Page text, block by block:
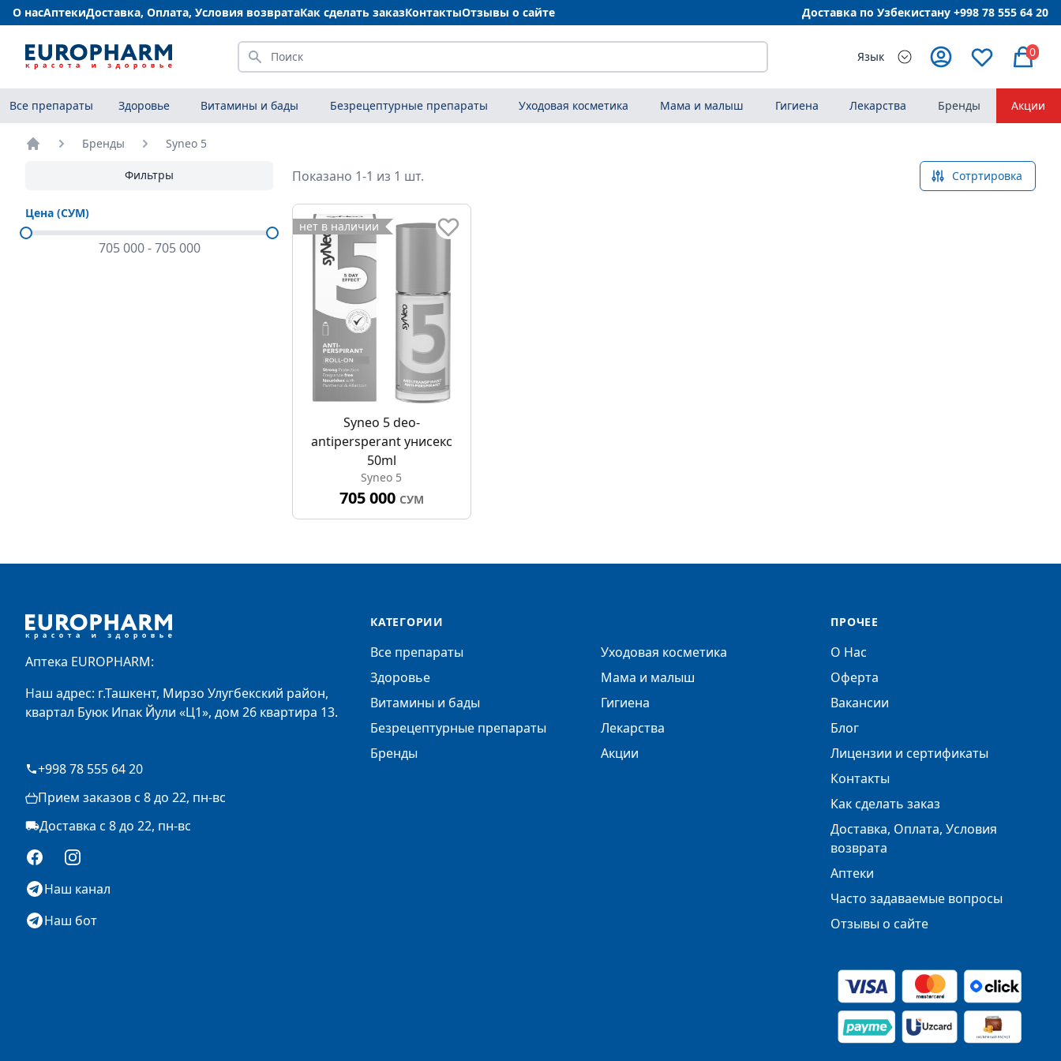
О насАптекиДоставка, Оплата, Условия возвратаКак сделать заказКонтактыОтзывы о сайте Доставка по Узбекистану +998 78 555 64 20
Искать Язык 0
Все препараты Здоровье Витамины и бады Безрецептурные препараты Уходовая косметика Мама и малыш Гигиена Лекарства Бренды Акции
Бренды Syneo 5
Фильтры
Цена (СУМ)
705 000-705 000
Показано 1-1 из 1 шт. Сотртировка
нет в наличии
Syneo 5 deo-
antipersperant унисекс
50ml
Syneo 5
705 000 СУМ
Аптека EUROPHARM:
Наш адрес: г.Ташкент, Мирзо Улугбекский район,
квартал Буюк Ипак Йули «Ц1», дом 26 квартира 13.
+998 78 555 64 20
Прием заказов с 8 до 22, пн-вс
Доставка с 8 до 22, пн-вс
FacebookInstagram
Наш канал
Наш бот
КАТЕГОРИИ
Все препараты
Здоровье
Витамины и бады
Безрецептурные препараты
Бренды
Уходовая косметика
Мама и малыш
Гигиена
Лекарства
Акции
ПРОЧЕЕ
О Нас
Оферта
Вакансии
Блог
Лицензии и сертификаты
Контакты
Как сделать заказ
Доставка, Оплата, Условия
возврата
Аптеки
Часто задаваемые вопросы
Отзывы о сайте